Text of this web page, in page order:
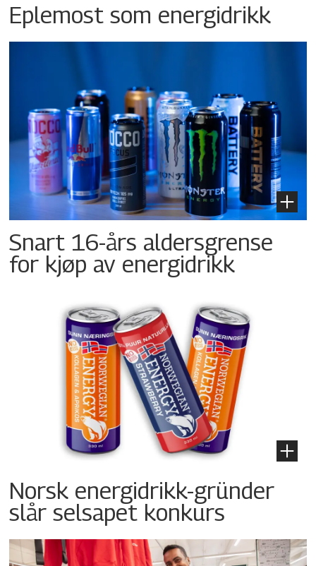
Eplemost som energidrikk
Snart 16-års aldersgrense
for kjøp av energidrikk
Norsk energidrikk-gründer
slår selsapet konkurs